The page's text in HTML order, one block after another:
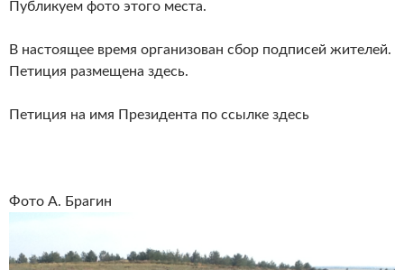
Публикуем фото этого места.
В настоящее время организован сбор подписей жителей.
Петиция размещена здесь.
Петиция на имя Президента по ссылке здесь
Фото А. Брагин